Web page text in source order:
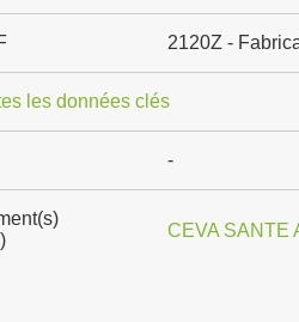
2120Z -
les données clés
-
CEVA SANTE